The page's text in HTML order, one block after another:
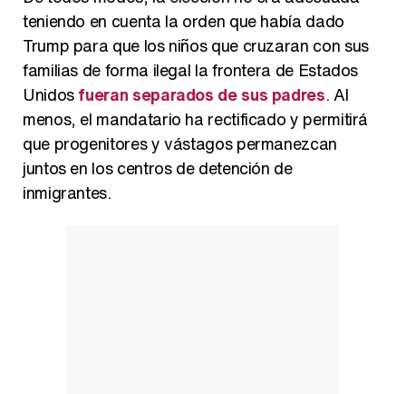
teniendo en cuenta la orden que había dado
Trump para que los niños que cruzaran con sus
familias de forma ilegal la frontera de Estados
Unidosfueran separados de sus padres. Al
menos, el mandatario ha rectificado y permitirá
que progenitores y vástagos permanezcan
juntos en los centros de detención de
inmigrantes.